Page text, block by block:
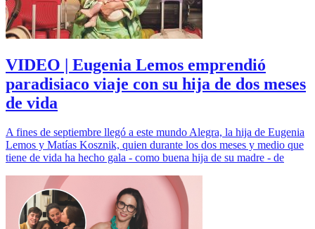
VIDEO | Eugenia Lemos emprendió
paradisiaco viaje con su hija de dos meses
de vida
A fines de septiembre llegó a este mundo Alegra, la hija de Eugenia
Lemos y Matías Kosznik, quien durante los dos meses y medio que
tiene de vida ha hecho gala - como buena hija de su madre - de